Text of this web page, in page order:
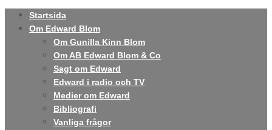
Startsida
Om Edward Blom
Om Gunilla Kinn Blom
Om AB Edward Blom & Co
Sagt om Edward
Edward i radio och TV
Medier om Edward
Bibliografi
Vanliga frågor